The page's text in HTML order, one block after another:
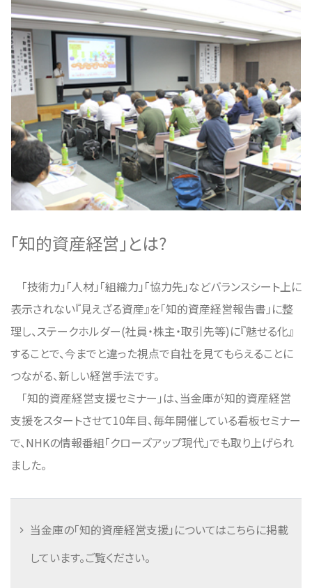
「知的資産経営」とは?
「技術力」「人材」「組織力」「協力先」などバランスシート上に
表示されない『見えざる資産』を「知的資産経営報告書」に整
理し、ステークホルダー(社員・株主・取引先等)に『魅せる化』
することで、今までと違った視点で自社を見てもらえることに
つながる、新しい経営手法です。
「知的資産経営支援セミナー」は、当金庫が知的資産経営
支援をスタートさせて10年目、毎年開催している看板セミナー
で、NHKの情報番組「クローズアップ現代」でも取り上げられ
ました。
当金庫の「知的資産経営支援」についてはこちらに掲載
しています。ご覧ください。